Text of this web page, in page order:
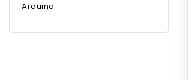
Arduino